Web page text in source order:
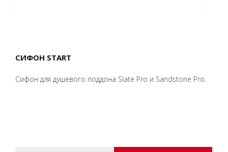
СИФОН START
Сифон для душевого поддона Slate Pro и Sandstone Pro.